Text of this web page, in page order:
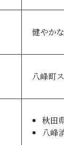
健やか
八峰町
秋田
八峰